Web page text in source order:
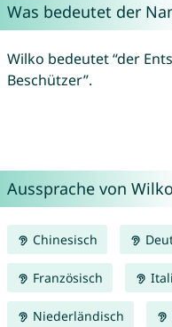
Was bedeutet der
Wilko bedeutet “der
Beschützer”.
Aussprache von Wilko
Chinesisch
Französisch
Niederländisch